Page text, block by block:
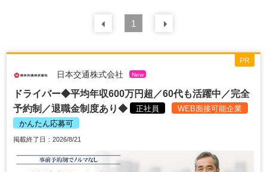
前の 件
1
日本交通株式会社 New
ドライバー◆平均年収600万円超／60代も活躍中／完全
予約制／退職金制度あり◆
正社員
WEB面接可能企業
かんたん応募可
掲載終了日：2026/8/21
PR